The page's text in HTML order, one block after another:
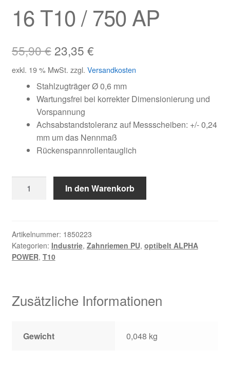
Warenkorb
Wiederruf
Zahlungsarten
16 T10 / 750 AP
55,90€ Ursprünglicher
Preis
war:
55,90 €
23,35 €Aktueller
Preis
ist:
23,35 €.
exkl. 19 % MwSt. zzgl. Versandkosten
Stahlzugträger Ø 0,6 mm
Wartungsfrei bei korrekter Dimensionierung und
Vorspannung
Achsabstandstoleranz auf Messscheiben: +/- 0,24
mm um das Nennmaß
Rückenspannrollentauglich
AP
Menge
In den Warenkorb
Artikelnummer: 1850223
Kategorien: Industrie, Zahnriemen PU, optibelt ALPHA
POWER, T10
Zusätzliche Informationen
Gewicht 0,048 kg